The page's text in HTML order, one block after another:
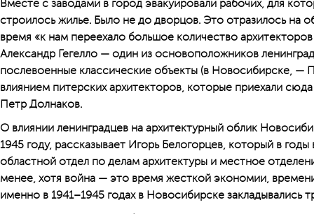
Вместе с заводами в город эвакуировали рабочих, для
строилось жилье. Было не до дворцов. Это отразилось на
время «к нам переехало большое количество
Александр Гегелло — один из основоположников
послевоенные классические объекты (в Новосибирске, —
влиянием питерских архитекторов, которые приехали
Петр Долнаков.
О влиянии ленинградцев на архитектурный облик
1945 году, рассказывает Игорь Белогорцев, который в
областной отдел по делам архитектуры и местное
менее, хотя война — это время жесткой экономии,
именно в 1941–1945 годах в Новосибирске закладывались